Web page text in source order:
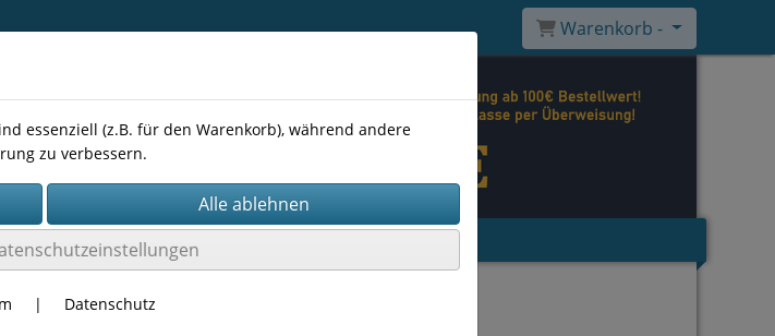
Warenkorb -
essenziell (z.B. für den Warenkorb), während andere
zu verbessern.
| Datenschutz